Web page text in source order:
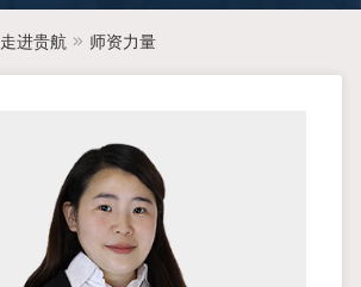
走进贵航 师资力量